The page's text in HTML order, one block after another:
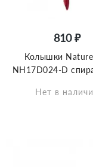
810 ₽
Колышки
NH17D024-D
красный,
Нет в